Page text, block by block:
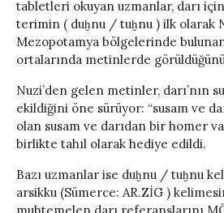
tabletleri okuyan uzmanlar, darı
terimin ( duḫnu / tuḫnu ) ilk olarak
Mezopotamya bölgelerinde
ortalarında metinlerde
Nuzi’den gelen metinler, darı’nın
ekildiğini öne sürüyor: “susam ve
olan susam ve darıdan bir homer
birlikte tahıl olarak hediye edildi.
Bazı uzmanlar ise duḫnu / tuḫnu
arsikku (Sümerce: AR.ZİG )